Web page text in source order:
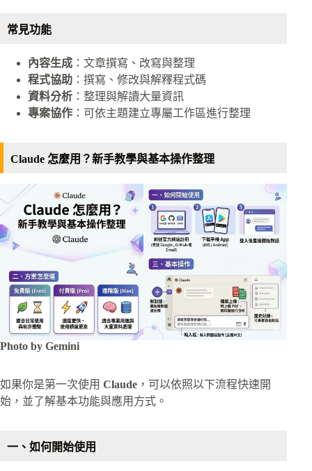
常見功能
內容生成 ：文章撰寫、改寫與整理
程式協助 ：撰寫、修改與解釋程式碼
資料分析 ：整理與解讀大量資訊
專案協作 ：可依主題建立專屬工作區進行整理
Claude 怎麼用？新手教學與基本操作整理
Photo by Gemini
如果你是第一次使用 Claude ，可以依照以下流程快速開
始，並了解基本功能與應用方式。
一、如何開始使用